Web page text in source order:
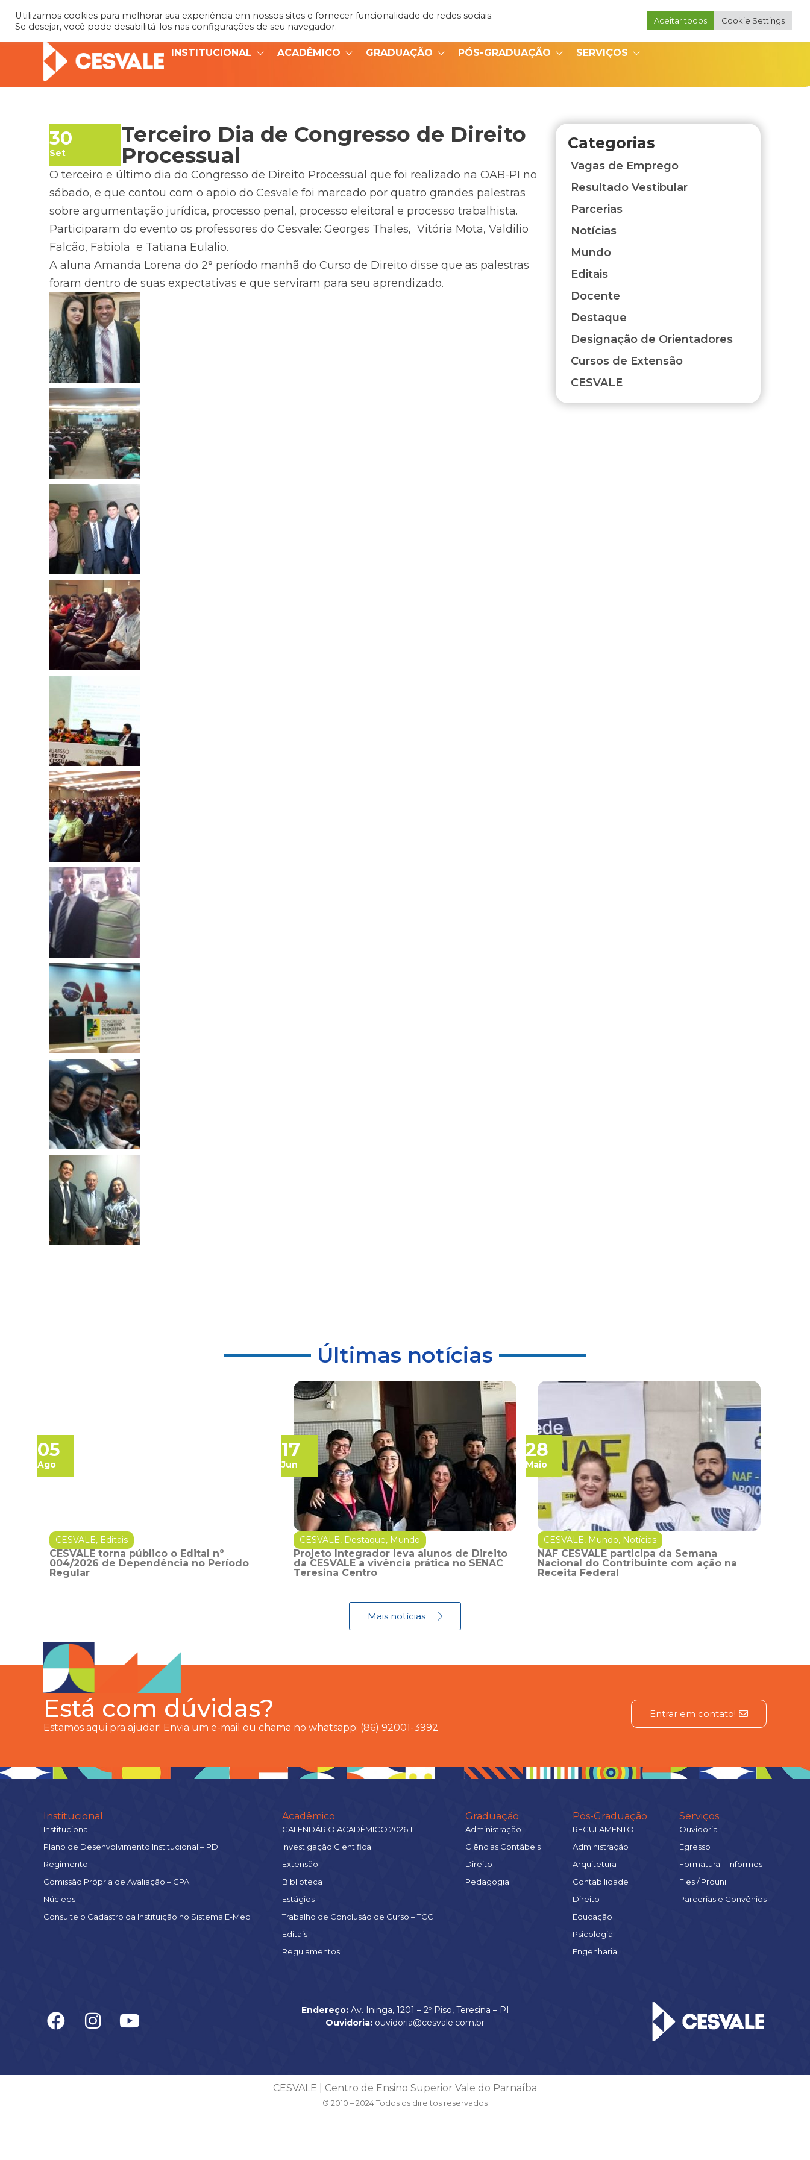
Portal do Coordenador
INSTITUCIONAL ACADÊMICO GRADUAÇÃO PÓS-GRADUAÇÃO SERVIÇOS
30
Set
Terceiro Dia de Congresso de Direito
Processual
O terceiro e último dia do Congresso de Direito Processual que foi realizado na OAB-PI no
sábado, e que contou com o apoio do Cesvale foi marcado por quatro grandes palestras
sobre argumentação jurídica, processo penal, processo eleitoral e processo trabalhista.
Participaram do evento os professores do Cesvale: Georges Thales, Vitória Mota, Valdilio
Falcão, Fabiola e Tatiana Eulalio.
A aluna Amanda Lorena do 2° período manhã do Curso de Direito disse que as palestras
foram dentro de suas expectativas e que serviram para seu aprendizado.
Categorias
Vagas de Emprego
Resultado Vestibular
Parcerias
Notícias
Mundo
Editais
Docente
Destaque
Designação de Orientadores
Cursos de Extensão
CESVALE
Últimas notícias
05
Ago
CESVALE, Editais
CESVALE torna público o Edital nº
004/2026 de Dependência no Período
Regular
17
Jun
CESVALE, Destaque, Mundo
Projeto Integrador leva alunos de Direito
da CESVALE a vivência prática no SENAC
Teresina Centro
28
Maio
CESVALE, Mundo, Notícias
NAF CESVALE participa da Semana
Nacional do Contribuinte com ação na
Receita Federal
Mais notícias
Está com dúvidas?
Estamos aqui pra ajudar! Envia um e-mail ou chama no whatsapp: (86) 92001-3992
Entrar em contato!
Institucional
Institucional
Plano de Desenvolvimento Institucional – PDI
Regimento
Comissão Própria de Avaliação – CPA
Núcleos
Consulte o Cadastro da Instituição no Sistema E-Mec
Acadêmico
CALENDÁRIO ACADÊMICO 2026.1
Investigação Científica
Extensão
Biblioteca
Estágios
Trabalho de Conclusão de Curso – TCC
Editais
Regulamentos
Graduação
Administração
Ciências Contábeis
Direito
Pedagogia
Pós-Graduação
REGULAMENTO
Administração
Arquitetura
Contabilidade
Direito
Educação
Psicologia
Engenharia
Serviços
Ouvidoria
Egresso
Formatura – Informes
Fies / Prouni
Parcerias e Convênios
Endereço:Av. Ininga, 1201 – 2º Piso, Teresina – PI
Ouvidoria: ouvidoria@cesvale.com.br
CESVALE | Centro de Ensino Superior Vale do Parnaíba
® 2010 – 2024 Todos os direitos reservados
Utilizamos cookies para melhorar sua experiência em nossos sites e fornecer funcionalidade de redes sociais.
Se desejar, você pode desabilitá-los nas configurações de seu navegador.
Aceitar todos Cookie Settings